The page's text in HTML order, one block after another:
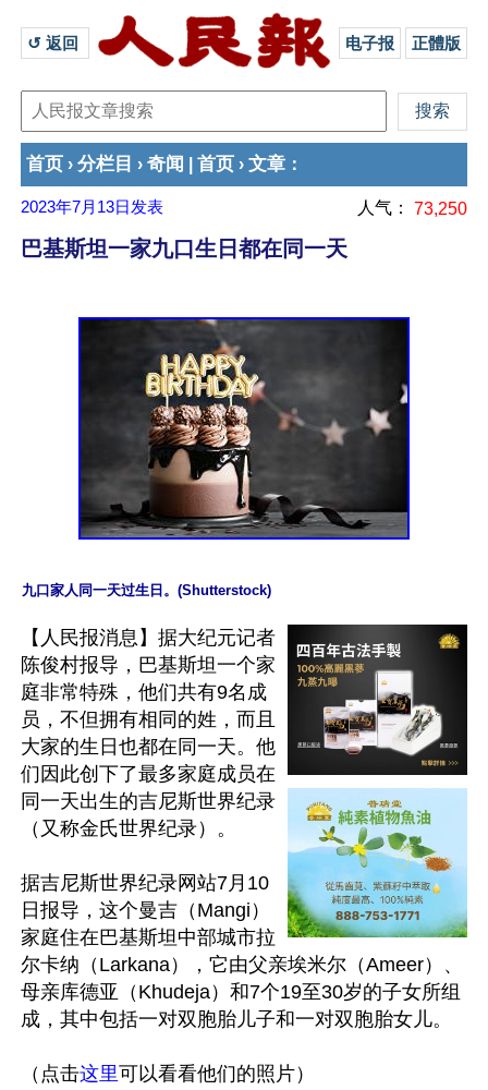
↺ 返回 电子报 正體版
首页 › 分栏目 › 奇闻 首页 › 文章 ：
2023年7月13日 发表 人气： 73,250
巴基斯坦一家九口生日都在同一天
九口家人同一天过生日。(Shutterstock)
【人民报消息】据大纪元记者
陈俊村报导，巴基斯坦一个家
庭非常特殊，他们共有9名成
员，不但拥有相同的姓，而且
大家的生日也都在同一天。他
们因此创下了最多家庭成员在
同一天出生的吉尼斯世界纪录
（又称金氏世界纪录）。
据吉尼斯世界纪录网站7月10
日报导，这个曼吉（Mangi）
家庭住在巴基斯坦中部城市拉
尔卡纳（Larkana），它由父亲埃米尔（Ameer）、
母亲库德亚（Khudeja）和7个19至30岁的子女所组
成，其中包括一对双胞胎儿子和一对双胞胎女儿。
（点击这里可以看看他们的照片）